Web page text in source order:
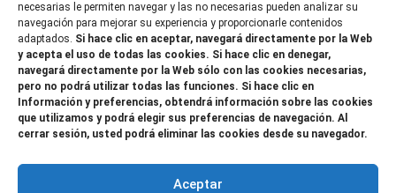
necesarias le permiten navegar y las no necesarias pueden analizar su
navegación para mejorar su experiencia y proporcionarle contenidos
adaptados. Si hace clic en aceptar, navegará directamente por la Web
y acepta el uso de todas las cookies. Si hace clic en denegar,
navegará directamente por la Web sólo con las cookies necesarias,
pero no podrá utilizar todas las funciones. Si hace clic en
Información y preferencias, obtendrá información sobre las cookies
que utilizamos y podrá elegir sus preferencias de navegación. Al
cerrar sesión, usted podrá eliminar las cookies desde su navegador.
Aceptar
especialmente afectados por el incremento de los precios del gas
natural y la electricidad provocados por el impacto de la guerra de
agresión de Rusia contra Ucrania.”